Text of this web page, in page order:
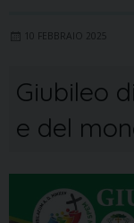
10 FEBBRAIO 2025
Giubileo
e del